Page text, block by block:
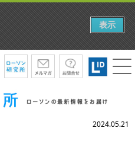
2024.05.21
表示